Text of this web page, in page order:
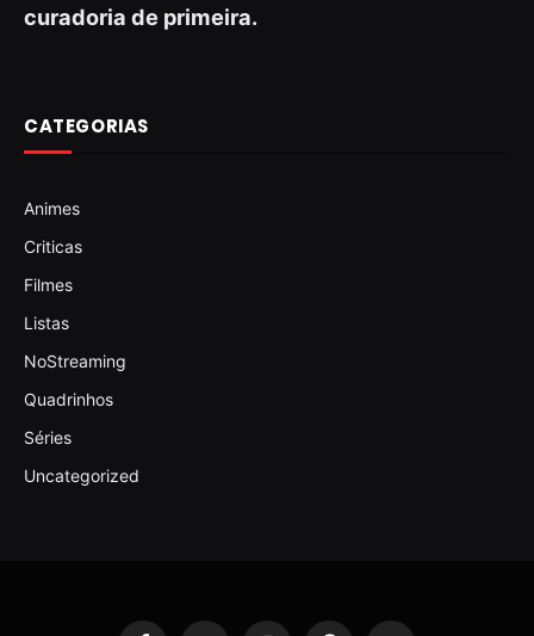
curadoria de primeira.
CATEGORIAS
Animes
Criticas
Filmes
Listas
NoStreaming
Quadrinhos
Séries
Uncategorized